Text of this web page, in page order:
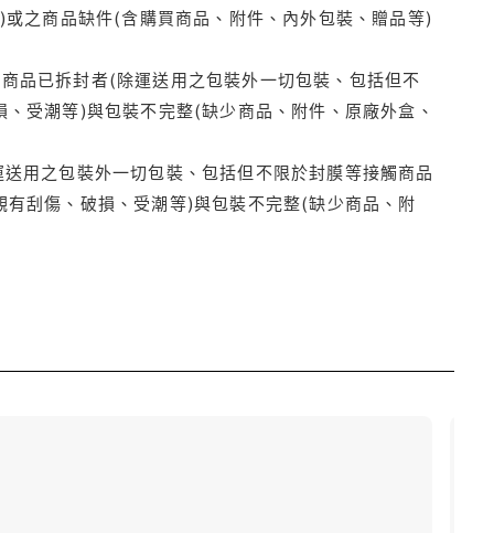
之商品缺件(含購買商品、附件、內外包裝、贈品等)
品已拆封者(除運送用之包裝外一切包裝、包括但不
受潮等)與包裝不完整(缺少商品、附件、原廠外盒、
用之包裝外一切包裝、包括但不限於封膜等接觸商品
刮傷、破損、受潮等)與包裝不完整(缺少商品、附